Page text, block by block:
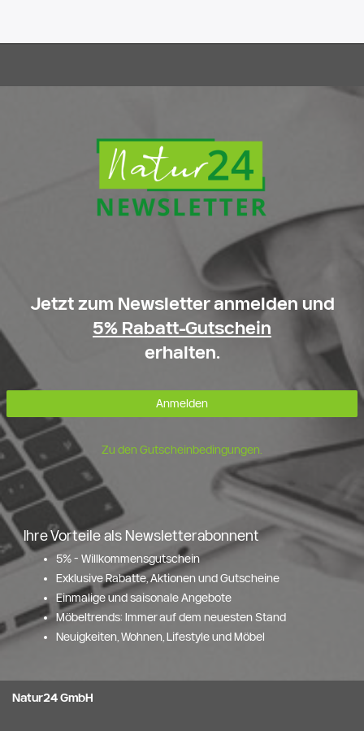
Jetzt zum Newsletter anmelden und
5% Rabatt-Gutschein
erhalten.
Anmelden
Zu den Gutscheinbedingungen.
Ihre Vorteile als Newsletterabonnent
5% - Willkommensgutschein
Exklusive Rabatte, Aktionen und Gutscheine
Einmalige und saisonale Angebote
Möbeltrends: Immer auf dem neuesten Stand
Neuigkeiten, Wohnen, Lifestyle und Möbel
Natur24 GmbH